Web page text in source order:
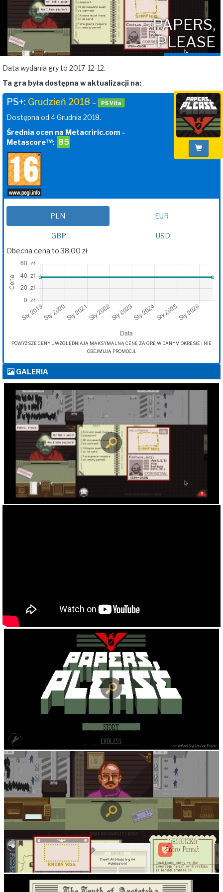
PAPERS,
PLEASE
Data wydania gry to 2017-12-12.
Ta gra była dostępna w aktualizacji na:
PS+: Grudzień 2018 – PS Vita
Dostępna od 4 Grudnia 2018.
Średnia ocen na Metacriric.com -
Metascore™: 85
PLN EUR
GBP
USD
Obecna cena to 38,00 zł
POWYŻSZE CENY UWZGLĘDNIAJĄ MAKSYMALNĄ CENĘ ZA GRĘ W DANYM OKRESIE I NIE
OBEJMUJĄ PROMOCJI.
GALERIA